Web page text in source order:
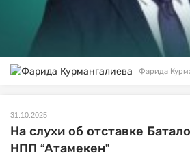
Фарида
31.10.2025
На слухи об отставке
НПП “Атамекен”